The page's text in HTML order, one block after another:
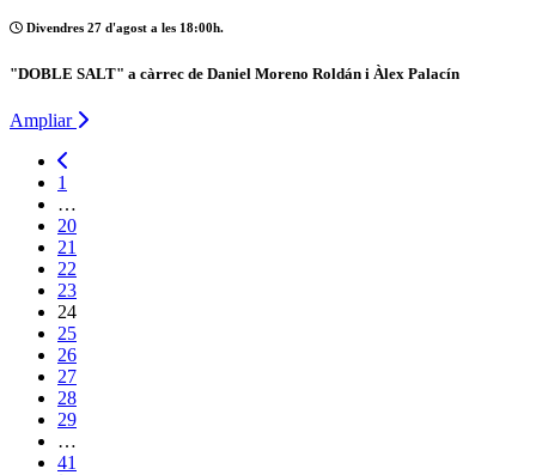
Divendres 27 d'agost a les 18:00h.
"DOBLE SALT" a càrrec de Daniel Moreno Roldán i Àlex Palacín
Ampliar
1
…
20
21
22
23
24
25
26
27
28
29
…
41